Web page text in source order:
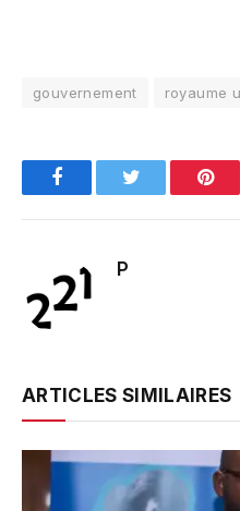
gouvernement royaume
FacebookTwitter
P
ARTICLES SIMILAIRES